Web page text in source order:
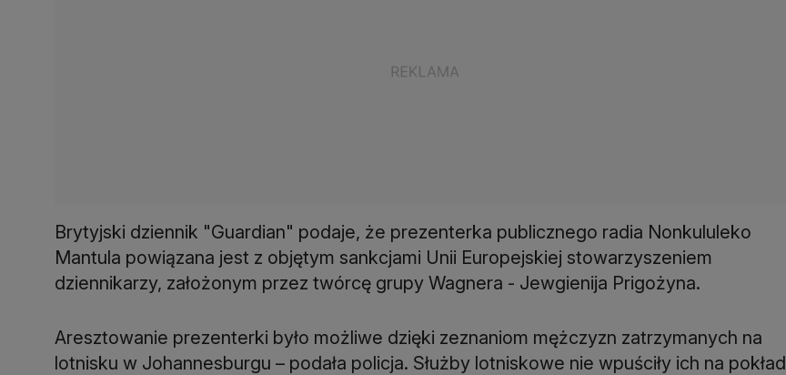
Brytyjski dziennik "Guardian" podaje, że prezenterka publicznego radia Nonkululeko
Mantula powiązana jest z objętym sankcjami Unii Europejskiej stowarzyszeniem
dziennikarzy, założonym przez twórcę grupy Wagnera - Jewgienija Prigożyna.
Aresztowanie prezenterki było możliwe dzięki zeznaniom mężczyzn zatrzymanych na
lotnisku w Johannesburgu – podała policja. Służby lotniskowe nie wpuściły ich na pokład